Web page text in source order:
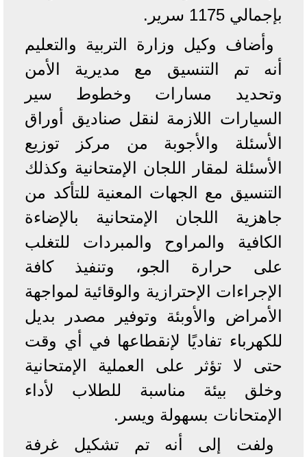
بإجمالي 1175 سرير.
وأضاف وكيل وزارة التربية والتعليم
أنه تم التنسيق مع مديرية الأمن
وتحديد مسارات وخطوط سير
السيارات اللازمة لنقل صناديق أوراق
الأسئلة والأجوبة من مركز توزيع
الأسئلة لمقار اللجان الإمتحانية وكذلك
التنسيق مع الجهات المعنية للتأكد من
جاهزية اللجان الإمتحانية بالإضاءة
الكافية والمراوح والمبردات للتغلب
على حرارة الجو، وتنفيذ كافة
الإجراءات الإحترازية والوقائية لمواجهة
الأمراض والأوبئة وتوفير مصدر بديل
للكهرباء تفاديًا لإنقطاعها في أي وقت
حتى لا تؤثر على العملية الإمتحانية
وخلق بيئة مناسبة للطلاب لأداء
الإمتحانات بسهولة ويسر.
ولفت إلى أنه تم تشكيل غرفة